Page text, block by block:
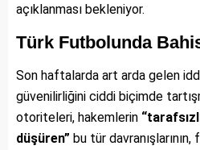
açıklanması bekleniyor.
Türk Futbolunda
Son haftalarda art arda gelen
güvenilirliğini ciddi biçimde
otoriteleri, hakemlerin
düşüren” bu tür